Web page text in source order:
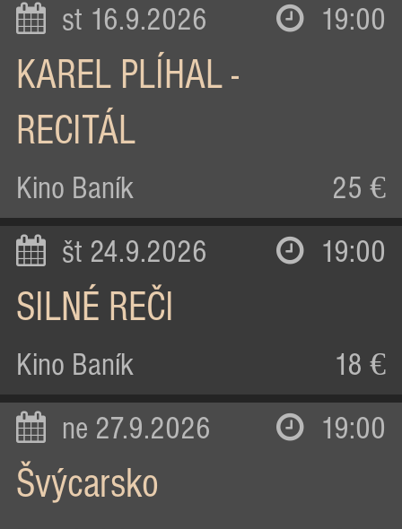
st 16.9.2026 19:00
KAREL PLÍHAL -
RECITÁL
Kino Baník 25 €
št 24.9.2026 19:00
SILNÉ REČI
Kino Baník 18 €
ne 27.9.2026 19:00
Švýcarsko